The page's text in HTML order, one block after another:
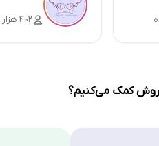
۴۰۲ هزار دنبال‌کننده
کمک می‌کنیم؟